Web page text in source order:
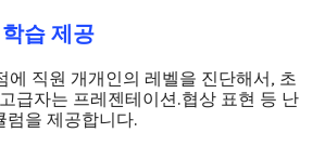
습 제공
직원 개개인의 레벨을 진단해서, 초
급자는 프레젠테이션·협상 표현 등 난
럼을 제공합니다.